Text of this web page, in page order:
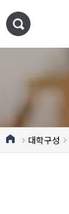
대학구성